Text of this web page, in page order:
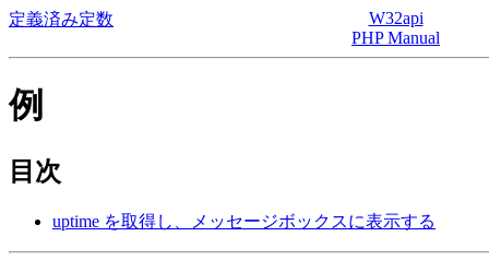
定義済み定数
W32api
PHP Manual
例
目次
uptime を取得し、メッセージボックスに表示する